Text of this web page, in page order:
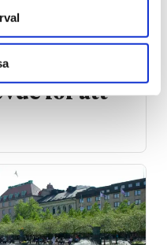
hittad
för att